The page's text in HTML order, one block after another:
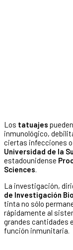
Los tatuajes
inmunológico,
ciertas infecciones o
Universidad de la
estadounidense
Sciences.
La investigación,
de Investigación
tinta no sólo
rápidamente al
grandes cantidades
función inmunitaria.